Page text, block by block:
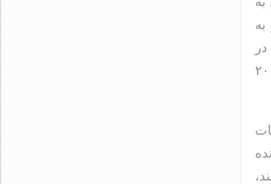
ایران با خلوص ۳ و نیم در صد با زمان دریافت میله های سوخت غنی شده ۲۰